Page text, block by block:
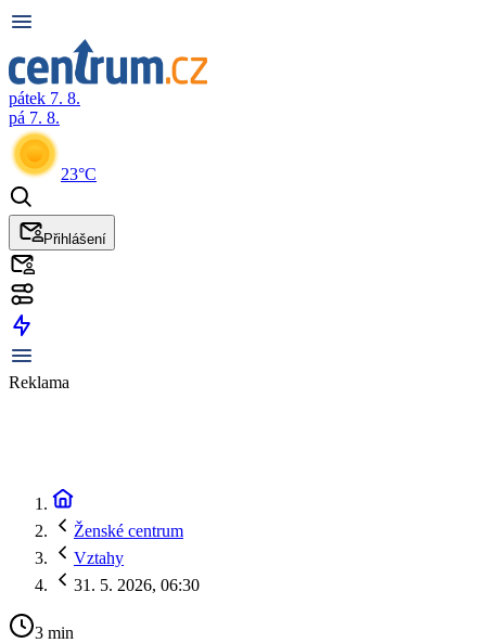
pátek 7. 8.
pá 7. 8.
23°C
Přihlášení
Reklama
Ženské centrum
Vztahy
31. 5. 2026, 06:30
3 min